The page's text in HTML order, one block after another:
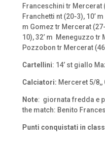
Franceschini tr Mercerat
Franchetti nt (20-3), 10’
m Gomez tr Mercerat
10), 32’ m Meneguzzo tr
Pozzobon tr Mercerat
Cartellini: 14’ st giallo
Calciatori: Merceret 5/8,,
Note: giornata fredda e
the match: Benito
Punti conquistati in